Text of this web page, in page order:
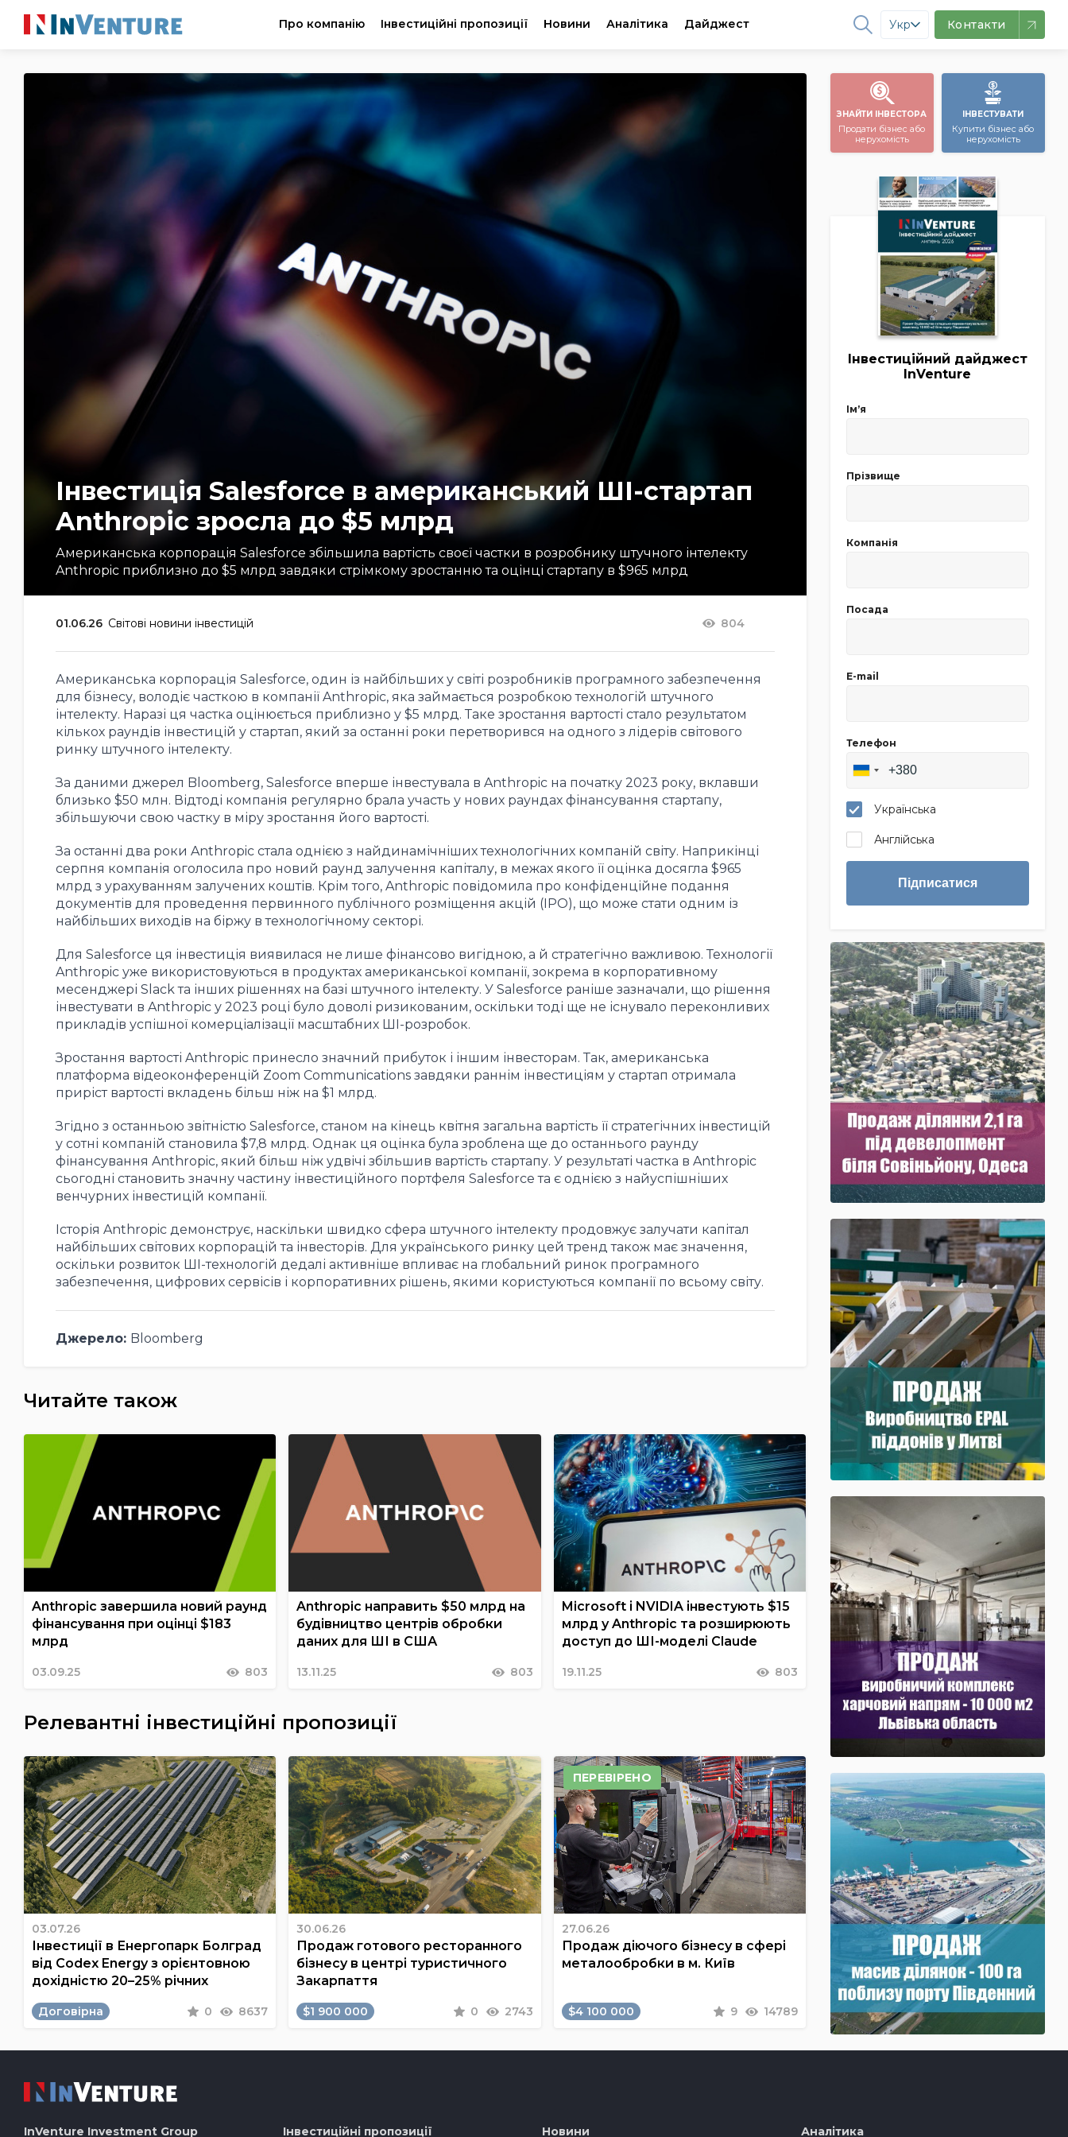
Про компанію Інвестиційні пропозиції Новини Аналітика Дайджест Укр Контакти
Інвестиція Salesforce в американський ШІ-стартап
Anthropic зросла до $5 млрд
Американська корпорація Salesforce збільшила вартість своєї частки в розробнику штучного інтелекту
Anthropic приблизно до $5 млрд завдяки стрімкому зростанню та оцінці стартапу в $965 млрд
01.06.26 Світові новини інвестицій 804
Американська корпорація Salesforce, один із найбільших у світі розробників програмного забезпечення
для бізнесу, володіє часткою в компанії Anthropic, яка займається розробкою технологій штучного
інтелекту. Наразі ця частка оцінюється приблизно у $5 млрд. Таке зростання вартості стало результатом
кількох раундів інвестицій у стартап, який за останні роки перетворився на одного з лідерів світового
ринку штучного інтелекту.
За даними джерел Bloomberg, Salesforce вперше інвестувала в Anthropic на початку 2023 року, вклавши
близько $50 млн. Відтоді компанія регулярно брала участь у нових раундах фінансування стартапу,
збільшуючи свою частку в міру зростання його вартості.
За останні два роки Anthropic стала однією з найдинамічніших технологічних компаній світу. Наприкінці
серпня компанія оголосила про новий раунд залучення капіталу, в межах якого її оцінка досягла $965
млрд з урахуванням залучених коштів. Крім того, Anthropic повідомила про конфіденційне подання
документів для проведення первинного публічного розміщення акцій (IPO), що може стати одним із
найбільших виходів на біржу в технологічному секторі.
Для Salesforce ця інвестиція виявилася не лише фінансово вигідною, а й стратегічно важливою. Технології
Anthropic уже використовуються в продуктах американської компанії, зокрема в корпоративному
месенджері Slack та інших рішеннях на базі штучного інтелекту. У Salesforce раніше зазначали, що рішення
інвестувати в Anthropic у 2023 році було доволі ризикованим, оскільки тоді ще не існувало переконливих
прикладів успішної комерціалізації масштабних ШІ-розробок.
Зростання вартості Anthropic принесло значний прибуток і іншим інвесторам. Так, американська
платформа відеоконференцій Zoom Communications завдяки раннім інвестиціям у стартап отримала
приріст вартості вкладень більш ніж на $1 млрд.
Згідно з останньою звітністю Salesforce, станом на кінець квітня загальна вартість її стратегічних інвестицій
у сотні компаній становила $7,8 млрд. Однак ця оцінка була зроблена ще до останнього раунду
фінансування Anthropic, який більш ніж удвічі збільшив вартість стартапу. У результаті частка в Anthropic
сьогодні становить значну частину інвестиційного портфеля Salesforce та є однією з найуспішніших
венчурних інвестицій компанії.
Історія Anthropic демонструє, наскільки швидко сфера штучного інтелекту продовжує залучати капітал
найбільших світових корпорацій та інвесторів. Для українського ринку цей тренд також має значення,
оскільки розвиток ШІ-технологій дедалі активніше впливає на глобальний ринок програмного
забезпечення, цифрових сервісів і корпоративних рішень, якими користуються компанії по всьому світу.
Джерело: Bloomberg
Читайте також
Anthropic завершила новий раунд
фінансування при оцінці $183
млрд
03.09.25 803
Anthropic направить $50 млрд на
будівництво центрів обробки
даних для ШІ в США
13.11.25 803
Microsoft і NVIDIA інвестують $15
млрд у Anthropic та розширюють
доступ до ШІ-моделі Claude
19.11.25 803
Релевантні інвестиційні пропозиції
03.07.26
Інвестиції в Енергопарк Болград
від Codex Energy з орієнтовною
дохідністю 20–25% річних
Договірна 0 8637
30.06.26
Продаж готового ресторанного
бізнесу в центрі туристичного
Закарпаття
$1 900 000 0 2743
ПЕРЕВІРЕНО
27.06.26
Продаж діючого бізнесу в сфері
металообробки в м. Київ
$4 100 000 9 14789
ЗНАЙТИ ІНВЕСТОРА
Продати бізнес або
нерухомість
ІНВЕСТУВАТИ
Купити бізнес або
нерухомість
Інвестиційний дайджест
InVenture
Імʼя
Прізвище
Компанія
Посада
E-mail
Телефон
Українська
Англійська
Підписатися
InVenture Investment Group Інвестиційні пропозиції Новини Аналітика